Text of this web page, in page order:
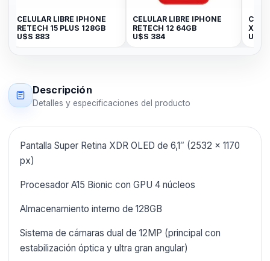
CELULAR LIBRE IPHONE
RETECH 15 PLUS 128GB
U$S 883
CELULAR LIBRE IPHONE
RETECH 12 64GB
U$S 384
X7E
U$S
Descripción
Detalles y especificaciones del producto
Pantalla Super Retina XDR OLED de 6,1″ (2532 × 1170
px)
Procesador A15 Bionic con GPU 4 núcleos
Almacenamiento interno de 128GB
Sistema de cámaras dual de 12MP (principal con
estabilización óptica y ultra gran angular)